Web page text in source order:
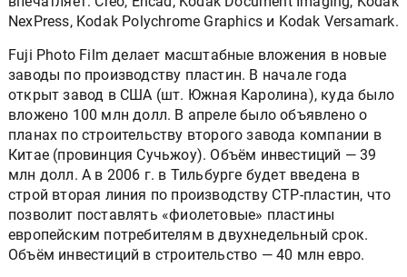
NexPress, Kodak Polychrome Graphics и Kodak Versamark.
Fuji Photo Film делает масштабные вложения в новые
заводы по производству пластин. В начале года
открыт завод в США (шт. Южная Каролина), куда было
вложено 100 млн долл. В апреле было объявлено о
планах по строительству второго завода компании в
Китае (провинция Сучьжоу). Объём инвестиций — 39
млн долл. А в 2006 г. в Тильбурге будет введена в
строй вторая линия по производству СТР-пластин, что
позволит поставлять «фиолетовые» пластины
европейским потребителям в двухнедельный срок.
Объём инвестиций в строительство — 40 млн евро.